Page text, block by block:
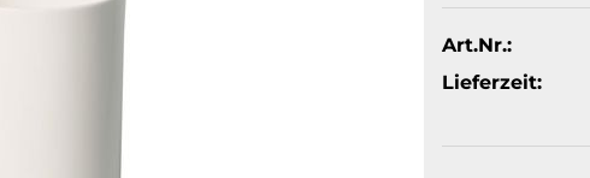
Art.Nr.:
Lieferzeit: